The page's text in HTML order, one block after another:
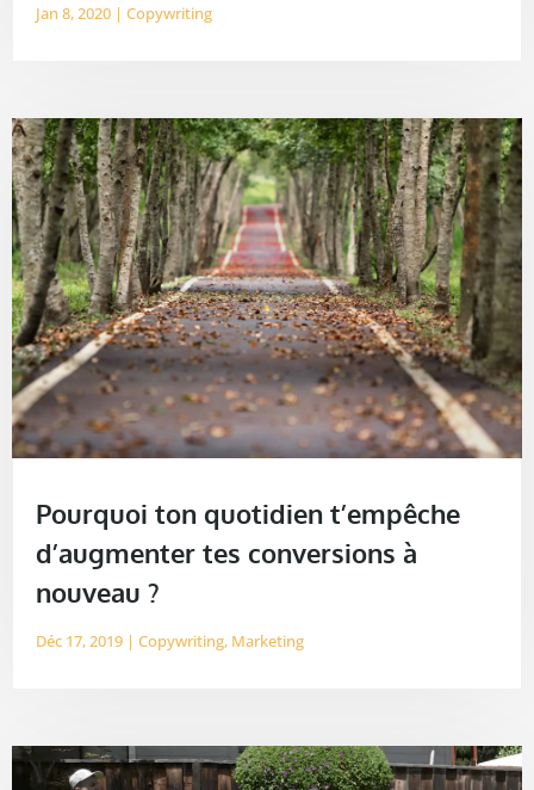
Jan 8, 2020 |Copywriting
Pourquoi ton quotidien t’empêche
d’augmenter tes conversions à
nouveau ?
Déc 17, 2019 |Copywriting, Marketing